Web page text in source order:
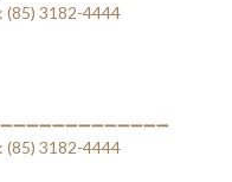
3182-4444⠀⠀⠀⠀ ⠀⠀⠀⠀⠀